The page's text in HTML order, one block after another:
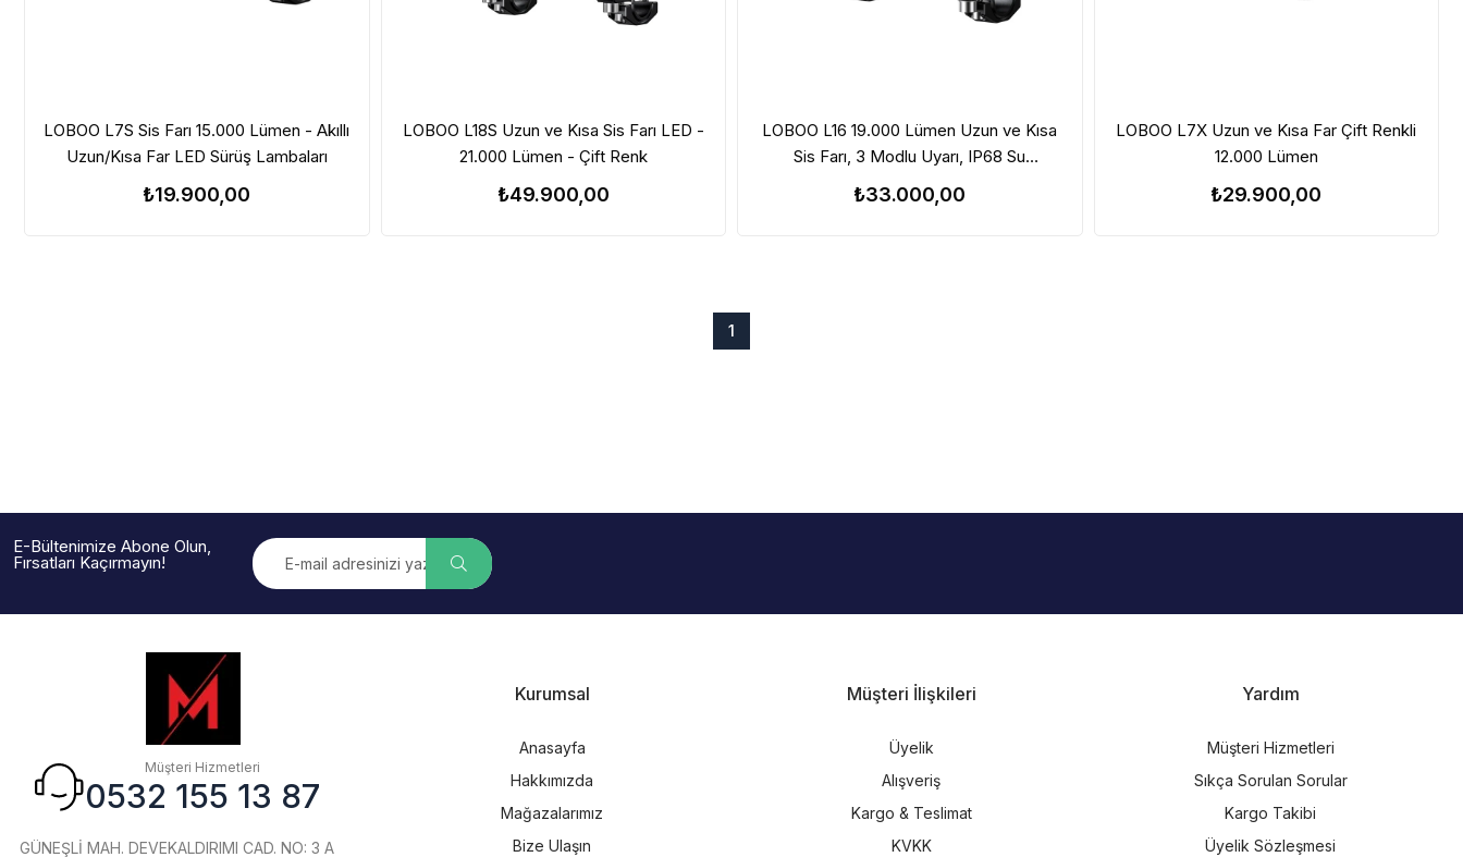
LOBOO L7S Sis Farı 15.000 Lümen - Akıllı
Uzun/Kısa Far LED Sürüş Lambaları
₺19.900,00
LOBOO L18S Uzun ve Kısa Sis Farı LED -
21.000 Lümen - Çift Renk
₺49.900,00
LOBOO L16 19.000 Lümen Uzun ve Kısa
Sis Farı, 3 Modlu Uyarı, IP68 Su
₺33.000,00
LOBOO L7X Uzun ve Kısa Far Çift Renkli
12.000 Lümen
₺29.900,00
1
E-Bültenimize Abone Olun,
Fırsatları Kaçırmayın!
Müşteri Hizmetleri
0532 155 13 87
GÜNEŞLİ MAH. DEVEKALDIRIMI CAD. NO: 3 A
Kurumsal
Anasayfa
Hakkımızda
Mağazalarımız
Bize Ulaşın
Müşteri İlişkileri
Üyelik
Alışveriş
Kargo & Teslimat
KVKK
Yardım
Müşteri Hizmetleri
Sıkça Sorulan Sorular
Kargo Takibi
Üyelik Sözleşmesi